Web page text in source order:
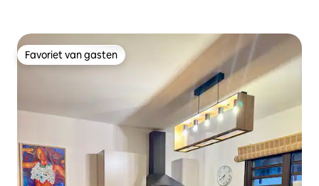
Favoriet van gasten
Favoriet van gasten